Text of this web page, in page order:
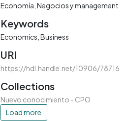
Economía Negocios y management
Keywords
Economics Business
URI
https://hdl.handle.net/10906/78716
Collections
Nuevo conocimiento - CPO
Load more